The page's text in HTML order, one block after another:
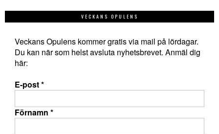
VECKANS OPULENS
Veckans Opulens kommer gratis via mail på lördagar.
Du kan när som helst avsluta nyhetsbrevet. Anmäl dig
här:
E-post*
Förnamn *